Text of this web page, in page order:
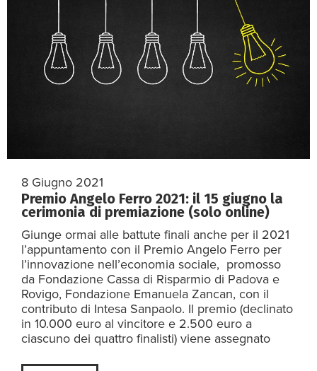
8 Giugno 2021
Premio Angelo Ferro 2021: il 15 giugno la
cerimonia di premiazione (solo online)
Giunge ormai alle battute finali anche per il 2021
l’appuntamento con il Premio Angelo Ferro per
l’innovazione nell’economia sociale, promosso
da Fondazione Cassa di Risparmio di Padova e
Rovigo, Fondazione Emanuela Zancan, con il
contributo di Intesa Sanpaolo. Il premio (declinato
in 10.000 euro al vincitore e 2.500 euro a
ciascuno dei quattro finalisti) viene assegnato